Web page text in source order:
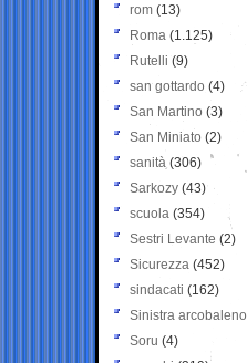
rom (13)
Roma (1.125)
Rutelli (9)
san gottardo (4)
San Martino (3)
San Miniato (2)
sanità (306)
Sarkozy (43)
scuola (354)
Sestri Levante (2)
Sicurezza (452)
sindacati (162)
Sinistra arcobaleno
Soru (4)